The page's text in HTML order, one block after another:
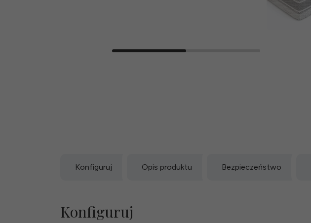
Konfiguruj Opis produktu Bezpieczeństwo
Konfiguruj